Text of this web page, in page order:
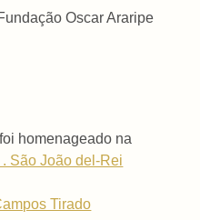
Oscar Araripe
homenageado na
São João del-Rei
Tirado